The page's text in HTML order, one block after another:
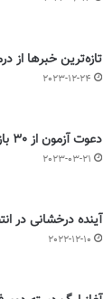
تازه‌ترین خبرها از درمان ۲ ملی‌پوش
2023-12-24
دعوت آزمون از 30 بازیکن به اردوی تیم ملی
2023-03-21
آینده درخشانی در
2022-12-10